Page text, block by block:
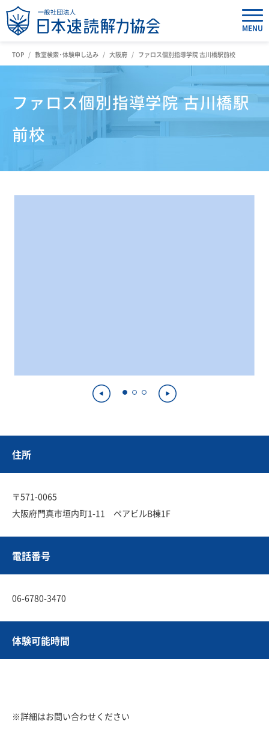
MENU
TOP 教室検索・体験申し込み 大阪府 ファロス個別指導学院 古川橋駅前校
ファロス個別指導学院 古川橋駅
前校
住所
〒571-0065
大阪府門真市垣内町1-11 ペアビルB棟1F
電話番号
06-6780-3470
体験可能時間
※詳細はお問い合わせください